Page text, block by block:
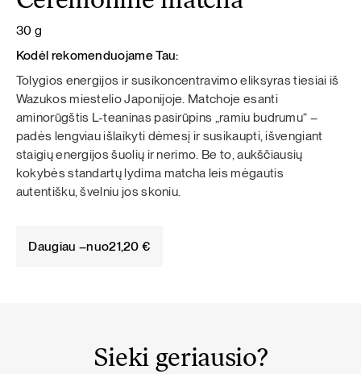
30 g
Kodėl rekomenduojame Tau:
Tolygios energijos ir susikoncentravimo eliksyras tiesiai iš
Wazukos miestelio Japonijoje. Matchoje esanti
aminorūgštis L-teaninas pasirūpins „ramiu budrumu“ –
padės lengviau išlaikyti dėmesį ir susikaupti, išvengiant
staigių energijos šuolių ir nerimo. Be to, aukščiausių
kokybės standartų lydima matcha leis mėgautis
autentišku, švelniu jos skoniu.
Daugiau –nuo21,20€
Sieki geriausio?